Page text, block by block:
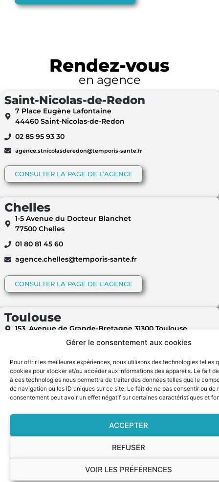
Gérer le consentement aux cookies
Pour offrir les meilleures expériences, nous utilisons des technologies telles
cookies pour stocker et/ou accéder aux informations des appareils. Le fait
à ces technologies nous permettra de traiter des données telles que le
de navigation ou les ID uniques sur ce site. Le fait de ne pas consentir ou de
consentement peut avoir un effet négatif sur certaines caractéristiques et
ACCEPTER
REFUSER
VOIR LES PRÉFÉRENCES
Rendez-vous
en agence
Saint-Nicolas-de-Redon
7 Place Eugène Lafontaine
44460 Saint-Nicolas-de-Redon
02 85 95 93 30
agence.stnicolasderedon@temporis-sante.fr
CONSULTER LA PAGE DE L’AGENCE
Chelles
1-5 Avenue du Docteur Blanchet
77500 Chelles
01 80 81 45 60
agence.chelles@temporis-sante.fr
CONSULTER LA PAGE DE L'AGENCE
Toulouse
153, Avenue de Grande-Bretagne 31300 Toulouse
agence.toulouse@temporis-sante.fr
CONSULTER LA PAGE DE L'AGENCE
Nantes
44000 Nantes
agence.nantes@temporis-sante.fr